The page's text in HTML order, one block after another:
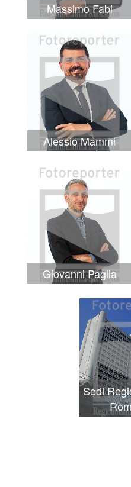
Massimo Fabi
Alessio Mammi
Giovanni Paglia
Sedi